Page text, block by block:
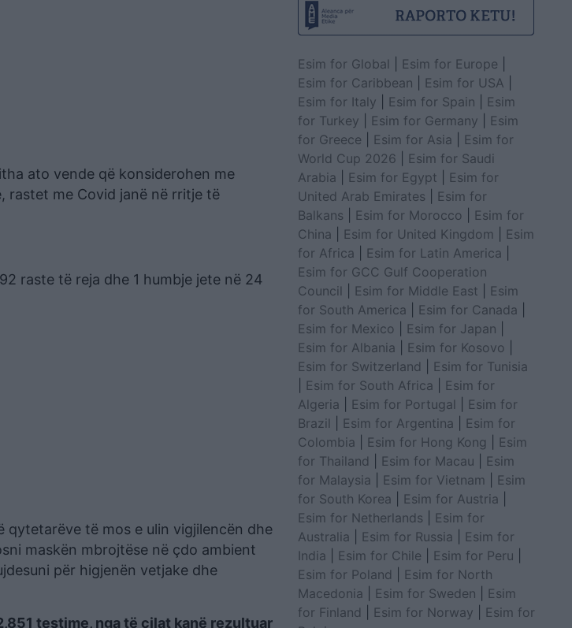
ato vende që konsiderohen me
rastet me Covid janë në rritje të
raste të reja dhe 1 humbje jete në 24
qytetarëve të mos e ulin vigjilencën dhe
maskën mbrojtëse në çdo ambient
për higjenën vetjake dhe
testime, nga të cilat kanë rezultuar
Esim for Global Esim for Europe
Esim for Caribbean
Esim for USA
Esim for Italy
Esim for Spain
Esim
for Turkey
Esim for Germany
Esim
for Greece
Esim for Asia
Esim for
World Cup 2026
Esim for Saudi
Arabia
Esim for Egypt
Esim for
United Arab Emirates
Esim for
Balkans
Esim for Morocco
Esim for
China
Esim for United Kingdom
Esim
for Africa
Esim for Latin America
Esim for GCC Gulf Cooperation
Council
Esim for Middle East
Esim
for South America
Esim for Canada
Esim for Mexico
Esim for Japan
Esim for Albania
Esim for Kosovo
Esim for Switzerland
Esim for Tunisia
Esim for South Africa
Esim for
Algeria
Esim for Portugal
Esim for
Brazil
Esim for Argentina
Esim for
Colombia
Esim for Hong Kong
Esim
for Thailand
Esim for Macau
Esim
for Malaysia
Esim for Vietnam
Esim
for South Korea
Esim for Austria
Esim for Netherlands
Esim for
Australia
Esim for Russia
Esim for
India
Esim for Chile Esim for Peru
Esim for Poland
Esim for North
Macedonia
Esim for Sweden
Esim
for Finland
Esim for Norway
Esim for